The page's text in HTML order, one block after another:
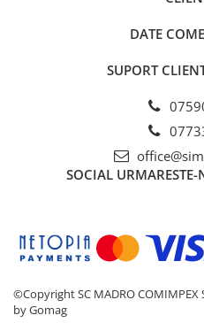
DATE
SUPORT
SOCIAL
©Copyright SC MADRO COMIMPEX
by Gomag